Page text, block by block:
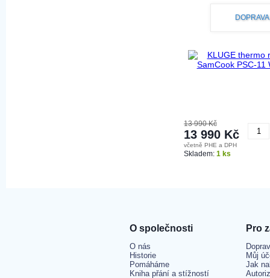
13 990 Kč
13 990 Kč
včetně PHE a DPH
Skladem: 1 ks
O společnosti
O nás
Historie
Pomáháme
Kniha přání a stížností
Pro
Můj
Jak